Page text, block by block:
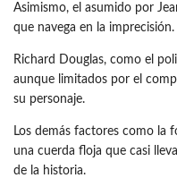
Asimismo, el asumido por
que navega en la imprecisión.
Richard Douglas, como el
aunque limitados por el
su personaje.
Los demás factores como la
una cuerda floja que casi
de la historia.